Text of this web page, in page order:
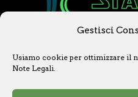
Gestisci
Usiamo cookie per ottimizzare il
Note Legali.
Questo sito non è
a The Walt Disney
Ogni nome, titolo,